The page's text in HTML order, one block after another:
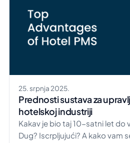
25. srpnja 2025.
Prednosti sustava za
hotelskoj industriji
Kakav je bio taj 10-satni let do
Dug? Iscrpljujući? A kako vam